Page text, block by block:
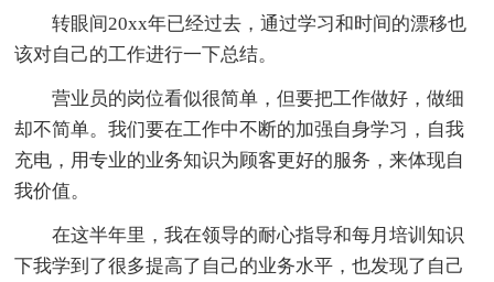
转眼间20xx年已经过去，通过学习和时间的漂移也
该对自己的工作进行一下总结。
营业员的岗位看似很简单，但要把工作做好，做细
却不简单。我们要在工作中不断的加强自身学习，自我
充电，用专业的业务知识为顾客更好的服务，来体现自
我价值。
在这半年里，我在领导的耐心指导和每月培训知识
下我学到了很多提高了自己的业务水平，也发现了自己